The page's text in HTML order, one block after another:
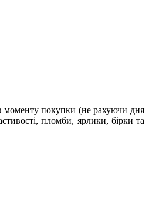
моменту покупки (не рахуючи дня
пломби, ярлики, бірки та